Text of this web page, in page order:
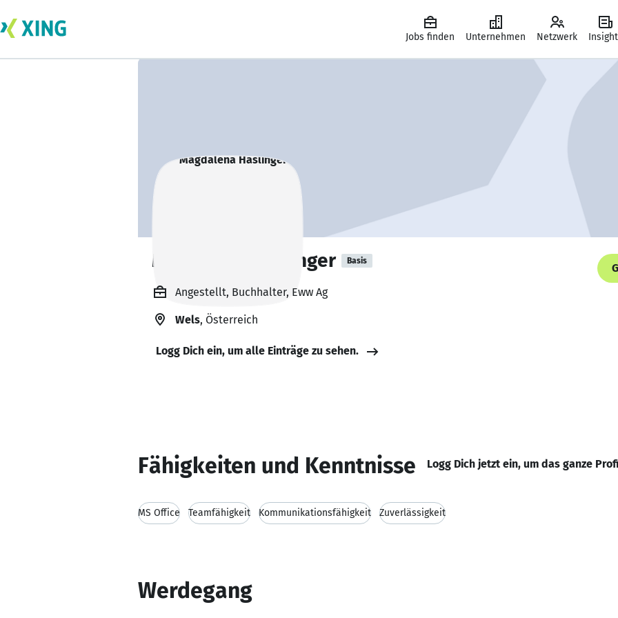
Jobs finden Unternehmen Netzwerk
Magdalena Haslinger Basis
Angestellt, Buchhalter, Eww Ag
Wels, Österreich
Logg Dich ein, um alle Einträge zu sehen.
Fähigkeiten und Kenntnisse Logg Dich jetzt ein, um das ganze
MS Office Teamfähigkeit Kommunikationsfähigkeit Zuverlässigkeit
Werdegang